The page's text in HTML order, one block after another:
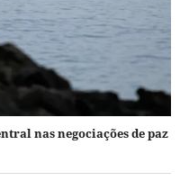
nas negociações de paz